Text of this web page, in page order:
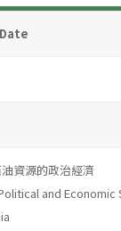
資源的政治經濟
and Economic